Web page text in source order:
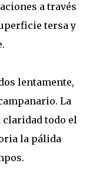
a través
tersa y
lentamente,
La
todo el
la pálida